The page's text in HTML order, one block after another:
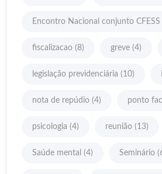
Encontro Nacional conjunto CFESS
fiscalizacao (8) greve (4)
legislação previdenciária (10)
nota de repúdio (4) ponto
psicologia (4) reunião (13)
Saúde mental (4) Seminário